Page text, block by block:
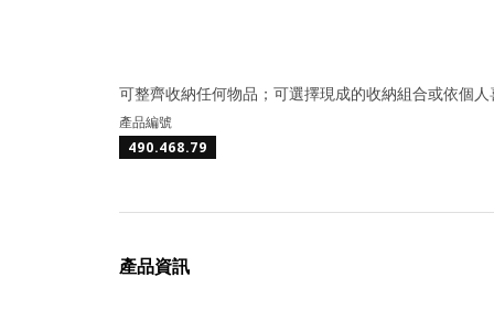
可整齊收納任何物品；可選擇現成的收納組合或依個
產品編號
490.468.79
產品資訊